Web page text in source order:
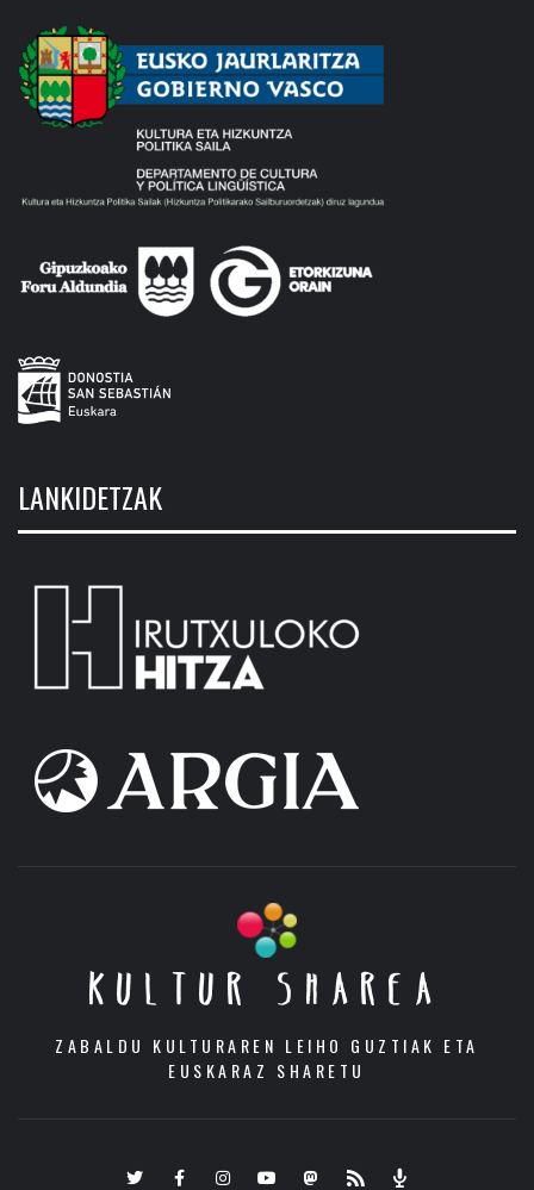
LANKIDETZAK
KULTUR SHAREA
ZABALDU KULTURAREN LEIHO GUZTIAK ETA
EUSKARAZ SHARETU
TwitterFacebookInstagramYoutubeMastodon.eus
RSS Podcast